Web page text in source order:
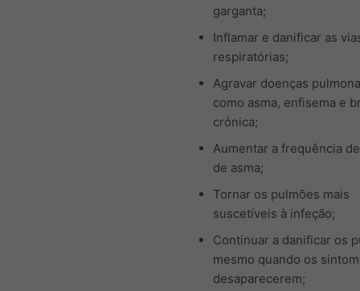
garganta;
Inflamar e danificar as
respiratórias;
Agravar doenças
como asma, enfisema e
crónica;
Aumentar a frequência
de asma;
Tornar os pulmões mais
suscetíveis à infeção;
Continuar a danificar os
mesmo quando os
desaparecerem;